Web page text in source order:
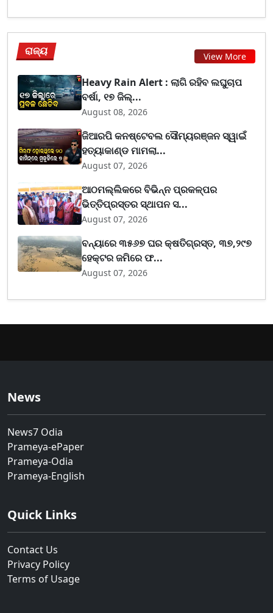
ରାଜ୍ୟ View More
Heavy Rain Alert : ଲାଗି ରହିବ ଲଘୁଚାପ
ବର୍ଷା, ୧୭ ଜିଲ୍...
August 08, 2026
ଜିଆରପି କନଷ୍ଟେବଲ ସୌମ୍ୟରଞ୍ଜନ ସ୍ୱାଇଁ
ହତ୍ୟାକାଣ୍ଡ ମାମଲା...
August 07, 2026
ଆଠମଲ୍ଲିକରେ ବିଭିନ୍ନ ପ୍ରକଳ୍ପର
ଭିତ୍ତିପ୍ରସ୍ତର ସ୍ଥାପନ ସ...
August 07, 2026
ବନ୍ୟାରେ ୩୫୬୭ ଘର କ୍ଷତିଗ୍ରସ୍ତ, ୩୭,୨୯୭
ହେକ୍ଟର ଜମିରେ ଫ...
August 07, 2026
News
News7 Odia
Prameya-ePaper
Prameya-Odia
Prameya-English
Quick Links
Contact Us
Privacy Policy
Terms of Usage